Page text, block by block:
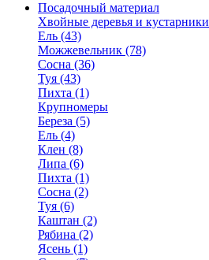
Посадочный материал
Хвойные деревья и кустарники
Ель (43)
Можжевельник (78)
Сосна (36)
Туя (43)
Пихта (1)
Крупномеры
Береза (5)
Ель (4)
Клен (8)
Липа (6)
Пихта (1)
Сосна (2)
Туя (6)
Каштан (2)
Рябина (2)
Ясень (1)